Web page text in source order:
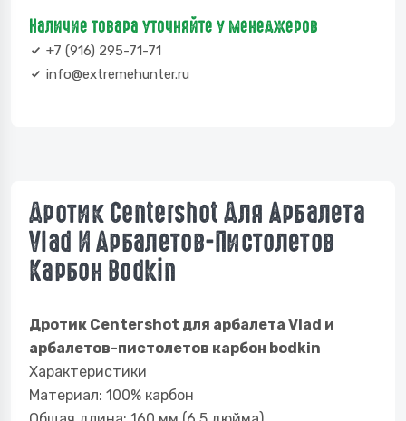
Наличие товара уточняйте у менеджеров
+7 (916) 295-71-71
info@extremehunter.ru
Дротик Centershot Для Арбалета
Vlad И Арбалетов-Пистолетов
Карбон Bodkin
Дротик Centershot для арбалета Vlad и
арбалетов-пистолетов карбон bodkin
Характеристики
Материал: 100% карбон